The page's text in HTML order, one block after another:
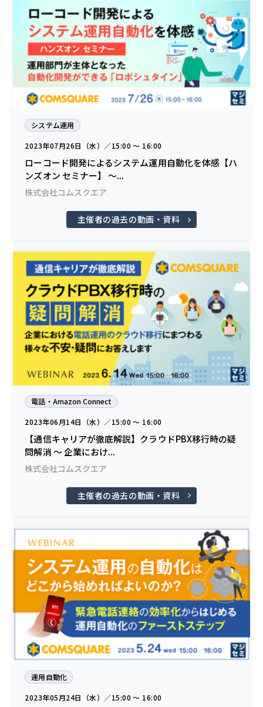
システム運用
2023年07月26日（水）／15:00 〜 16:00
ローコード開発によるシステム運用自動化を体感【ハ
ンズオン セミナー】 〜...
株式会社コムスクエア
主催者の過去の動画・資料
電話・Amazon Connect
2023年06月14日（水）／15:00 〜 16:00
【通信キャリアが徹底解説】クラウドPBX移行時の疑
問解消 ～ 企業におけ...
株式会社コムスクエア
主催者の過去の動画・資料
運用自動化
2023年05月24日（水）／15:00 〜 16:00